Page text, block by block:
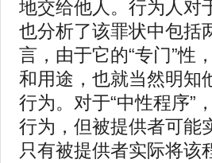
地交给他人。行为人对
也分析了该罪状中包括
言，由于它的“专门”性
和用途，也就当然明知
行为。对于“中性程序”
行为，但被提供者可能
只有被提供者实际将该